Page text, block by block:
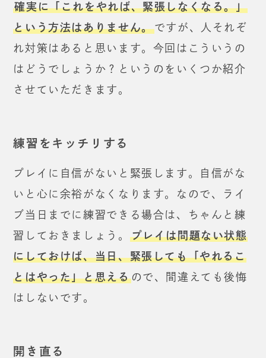
確実に「これをやれば、緊張しなくなる。」
という方法はありません。ですが、人それぞ
れ対策はあると思います。 今回はこういうの
はどうでしょうか？
というのをいくつか紹介
させていただきます。
練習をキッチリする
プレイに自信がないと緊張します。
自信がな
いと心に余裕がなくなります。
なので、ライ
ブ当日までに練習できる場合は、
ちゃんと練
習しておきましょう。
プレイは問題ない状態
にしておけば、当日、緊張しても「やれるこ
とはやった」と思えるので、 間違えても後悔
はしないです。
開き直る